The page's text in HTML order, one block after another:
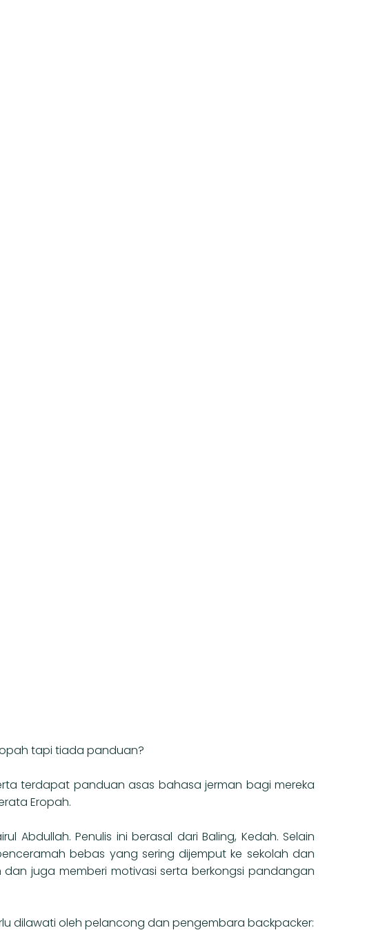
tapi tiada panduan?
terdapat panduan asas bahasa jerman bagi mereka
Eropah.
Abdullah. Penulis ini berasal dari Baling, Kedah. Selain
bebas yang sering dijemput ke sekolah dan
juga memberi motivasi serta berkongsi pandangan
dilawati oleh pelancong dan pengembara backpacker: